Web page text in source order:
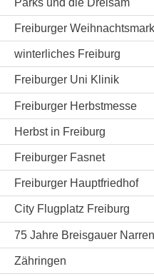
Freiburger
winterliches Freiburg
Freiburger Uni Klinik
Freiburger Herbstmesse
Herbst in Freiburg
Freiburger Fasnet
Freiburger Hauptfriedhof
City Flugplatz Freiburg
75 Jahre Breisgauer
Zähringen